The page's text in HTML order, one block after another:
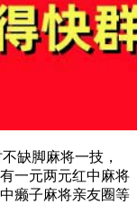
缺脚麻将一技，
一元两元红中麻将
癞子麻将亲友圈等